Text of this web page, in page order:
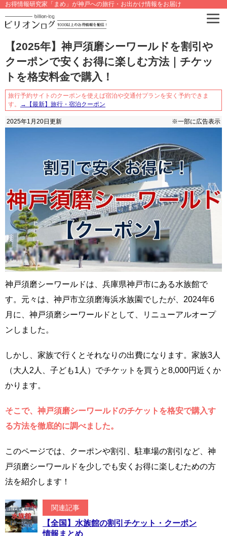
お得情報研究家「まめ」が神戸への旅行・お出かけ情報をお届け
【2025年】神戸須磨シーワールドを割引や
クーポンで安くお得に楽しむ方法｜チケッ
トを格安料金で購入！
旅行予約サイトのクーポンを使えば宿泊や交通付プランを安く予約できま
す。
→【最新】旅行・宿泊クーポン
2025年1月20日 更新 ※一部に広告表示
神戸須磨シーワールドは、兵庫県神戸市にある水族館で
す。元々は、神戸市立須磨海浜水族園でしたが、2024年6
月に、神戸須磨シーワールドとして、リニューアルオープ
ンしました。
しかし、家族で行くとそれなりの出費になります。家族3人
（大人2人、子ども1人）でチケットを買うと8,000円近くか
かります。
そこで、神戸須磨シーワールドのチケットを格安で購入す
る方法を徹底的に調べました。
このページでは、クーポンや割引、駐車場の割引など、神
戸須磨シーワールドを少しでも安くお得に楽しむための方
法を紹介します！
関連記事
【全国】水族館の割引チケット・クーポン
情報まとめ